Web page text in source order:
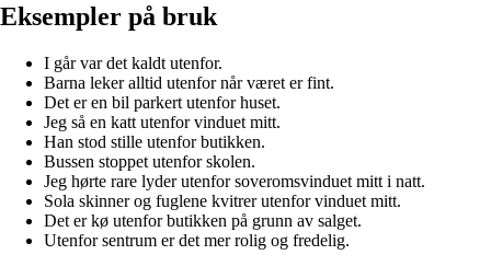
Eksempler på bruk
I går var det kaldt utenfor.
Barna leker alltid utenfor når været er fint.
Det er en bil parkert utenfor huset.
Jeg så en katt utenfor vinduet mitt.
Han stod stille utenfor butikken.
Bussen stoppet utenfor skolen.
Jeg hørte rare lyder utenfor soveromsvinduet mitt i natt.
Sola skinner og fuglene kvitrer utenfor vinduet mitt.
Det er kø utenfor butikken på grunn av salget.
Utenfor sentrum er det mer rolig og fredelig.